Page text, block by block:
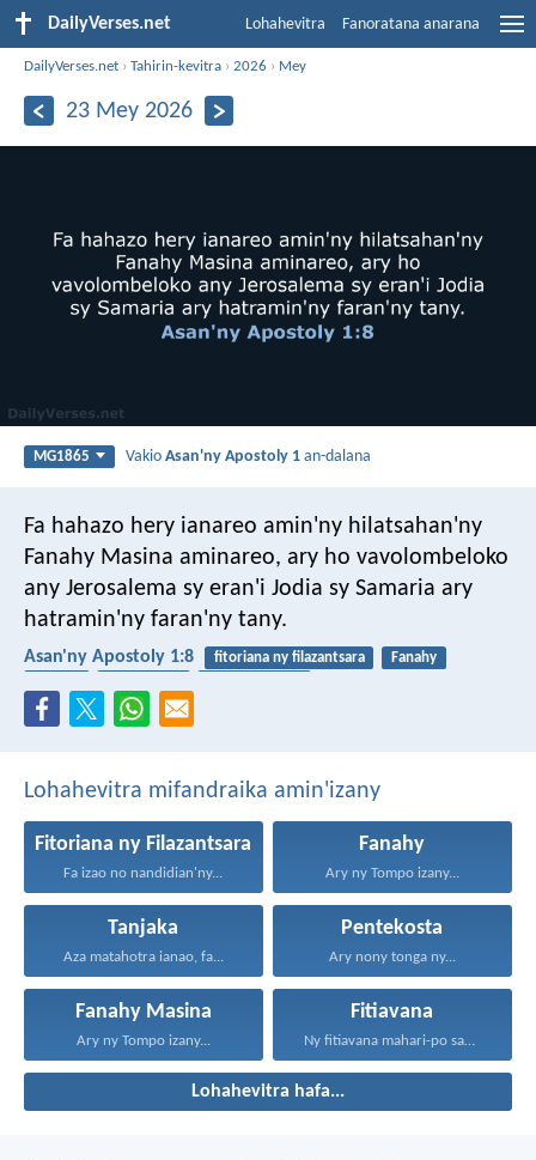
DailyVerses.net Lohahevitra Fanoratana anarana
DailyVerses.net ›Tahirin-kevitra ›2026 › Mey
23 Mey 2026
MG1865 VakioAsan'ny Apostoly 1 an-dalana
Fa hahazo hery ianareo amin'ny hilatsahan'ny
Fanahy Masina aminareo, ary ho vavolombeloko
any Jerosalema sy eran'i Jodia sy Samaria ary
hatramin'ny faran'ny tany.
Asan'ny Apostoly 1:8 fitoriana ny filazantsara
Fanahy
Lohahevitra mifandraika amin'izany
Fitoriana ny Filazantsara
Fa izao no nandidian'ny...
Fanahy
Ary ny Tompo izany...
Tanjaka
Aza matahotra ianao, fa...
Pentekosta
Ary nony tonga ny...
Fanahy Masina
Ary ny Tompo izany...
Fitiavana
Ny fitiavana mahari-po sady...
Lohahevitra hafa...